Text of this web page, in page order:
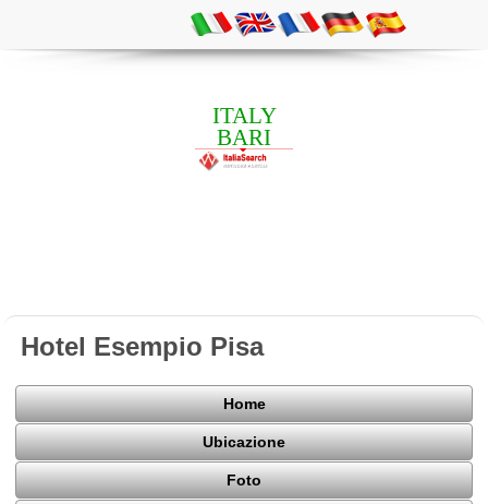
ITALY
BARI
Hotel Esempio Pisa
Home
Ubicazione
Foto